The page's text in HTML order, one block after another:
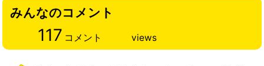
みんなのコメント
117 コメント views